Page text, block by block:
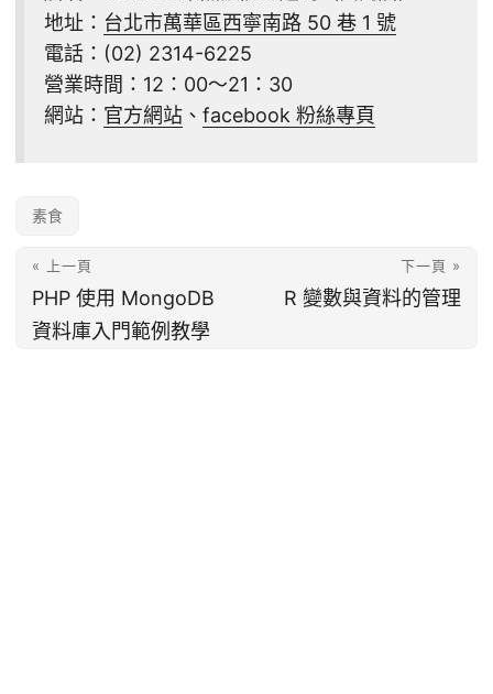
地址： 台北市萬華區西寧南路 50 巷 1 號
電話：(02) 2314-6225
營業時間：12：00～21：30
網站： 官方網站 、 facebook 粉絲專頁
素食
« 上一頁
PHP 使用 MongoDB
資料庫入門範例教學
下一頁 »
R 變數與資料的管理